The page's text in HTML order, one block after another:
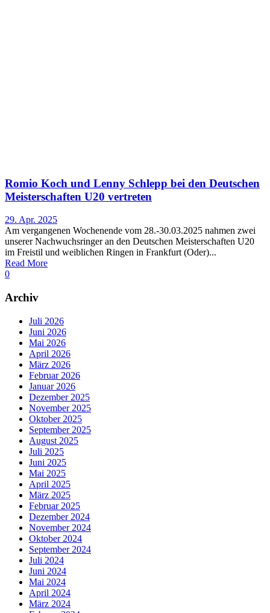
Romio Koch und Lenny Schlepp bei den Deutschen
Meisterschaften U20 vertreten
29. Apr. 2025
Am vergangenen Wochenende vom 28.-30.03.2025 nahmen zwei
unserer Nachwuchsringer an den Deutschen Meisterschaften U20
im Freistil und weiblichen Ringen in Frankfurt (Oder)...
Read More
0
Archiv
Juli 2026
Juni 2026
Mai 2026
April 2026
März 2026
Februar 2026
Januar 2026
Dezember 2025
November 2025
Oktober 2025
September 2025
August 2025
Juli 2025
Juni 2025
Mai 2025
April 2025
März 2025
Februar 2025
Dezember 2024
November 2024
Oktober 2024
September 2024
Juli 2024
Juni 2024
Mai 2024
April 2024
März 2024